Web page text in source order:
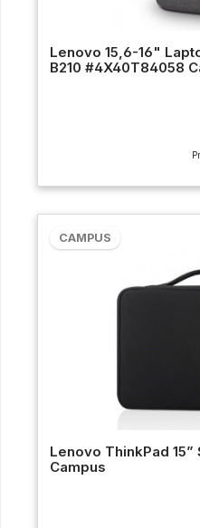
Lenovo 15,6-16"
B210 #4X40T84058
CAMPUS
Lenovo ThinkPad 15”
Campus